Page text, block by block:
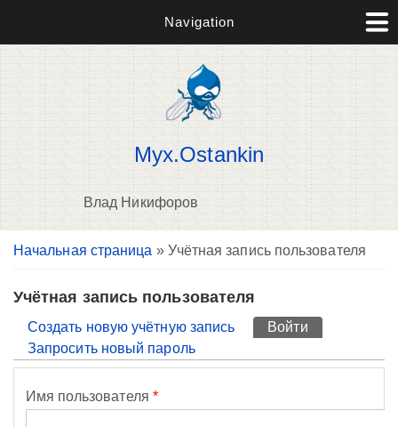
Navigation
Myx.Ostankin
Влад Никифоров
Вы здесь
Начальная страница » Учётная запись пользователя
Учётная запись пользователя
Главные вкладки
Создать новую учётную запись Войти
Запросить новый пароль
Имя пользователя *